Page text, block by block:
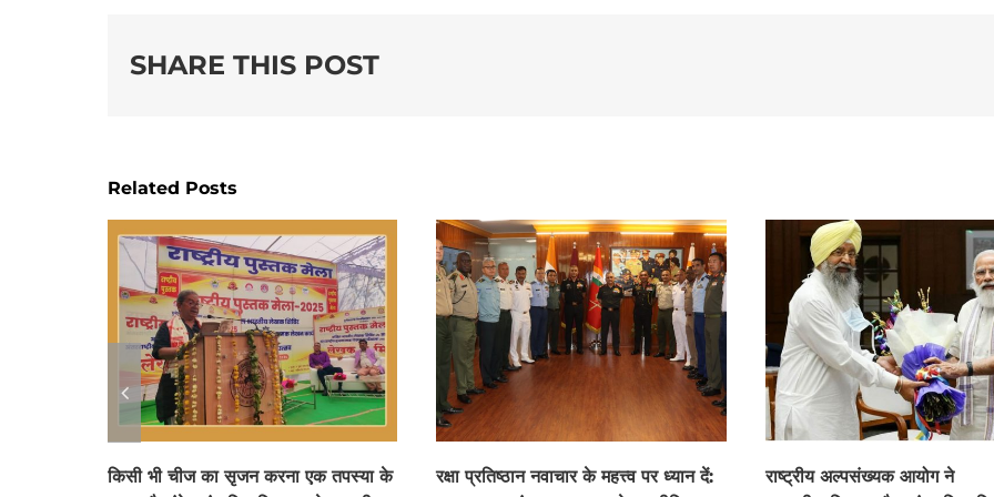
SHARE THIS POST
Related Posts
किसी भी चीज का सृजन करना एक तपस्या के
रक्षा प्रतिष्ठान नवाचार के महत्त्व पर ध्यान दें:
राष्ट्रीय अल्पसंख्यक आयोग ने